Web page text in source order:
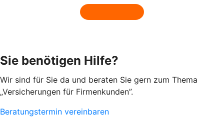
Sie benötigen Hilfe?
Wir sind für Sie da und beraten Sie gern zum Thema
„Versicherungen für Firmenkunden”.
Beratungstermin vereinbaren